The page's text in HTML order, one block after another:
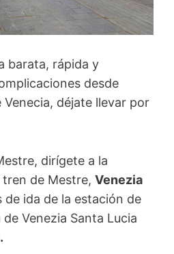
barata, rápida y
desde
déjate llevar por
dirígete a la
de Mestre, Venezia
de ida de la estación de
Venezia Santa Lucia